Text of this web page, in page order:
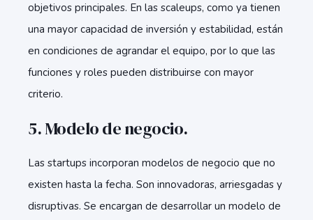
objetivos principales. En las scaleups, como ya tienen
una mayor capacidad de inversión y estabilidad, están
en condiciones de agrandar el equipo, por lo que las
funciones y roles pueden distribuirse con mayor
criterio.
5. Modelo de negocio.
Las startups incorporan modelos de negocio que no
existen hasta la fecha. Son innovadoras, arriesgadas y
disruptivas. Se encargan de desarrollar un modelo de